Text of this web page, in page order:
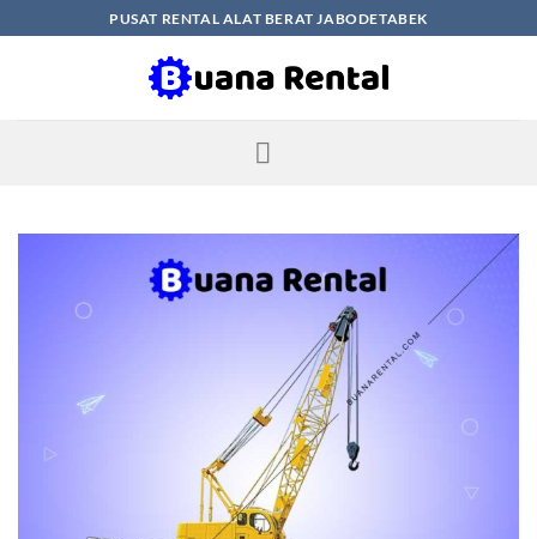
to
PUSAT RENTAL ALAT BERAT JABODETABEK